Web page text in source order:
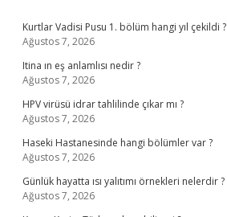
Kurtlar Vadisi Pusu 1. bölüm hangi yıl çekildi ?
Ağustos 7, 2026
Itina ın eş anlamlısı nedir ?
Ağustos 7, 2026
HPV virüsü idrar tahlilinde çıkar mı ?
Ağustos 7, 2026
Haseki Hastanesinde hangi bölümler var ?
Ağustos 7, 2026
Günlük hayatta ısı yalıtımı örnekleri nelerdir ?
Ağustos 7, 2026